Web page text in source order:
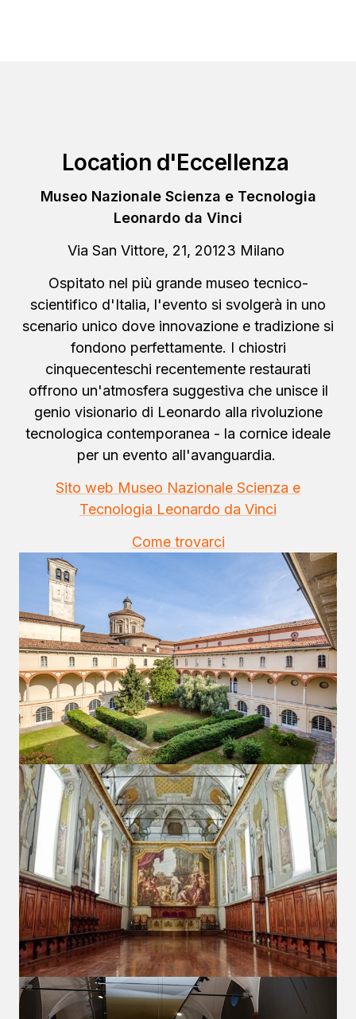
Location d'Eccellenza
Museo Nazionale Scienza e Tecnologia
Leonardo da Vinci
Via San Vittore, 21, 20123 Milano
Ospitato nel più grande museo tecnico-
scientifico d'Italia, l'evento si svolgerà in uno
scenario unico dove innovazione e tradizione si
fondono perfettamente. I chiostri
cinquecenteschi recentemente restaurati
offrono un'atmosfera suggestiva che unisce il
genio visionario di Leonardo alla rivoluzione
tecnologica contemporanea - la cornice ideale
per un evento all'avanguardia.
Sito web Museo Nazionale Scienza e
Tecnologia Leonardo da Vinci
Come trovarci